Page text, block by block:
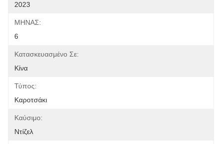
2023
ΜΗΝΑΣ:
6
Κατασκευασμένο Σε:
Κίνα
Τύπος:
Καροτσάκι
Καύσιμο:
Ντίζελ